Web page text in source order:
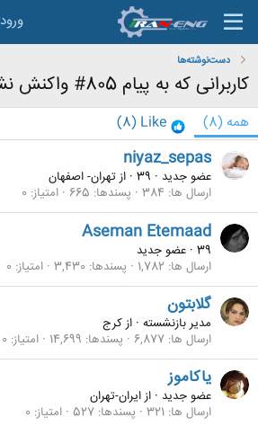
ورود
دست‌نوشته‌ها
کاربرانی که به پیام 805# واکنش نشان داده اند
همه (8)
Like
(8)
niyaz_sepas
عضو جدید ·
· ازتهران- اصفهان
ارسال ها 384 پسندها 665 امتیاز 0
Aseman Etemaad
عضو جدید · 39
ارسال ها 1,782 پسندها 3,430 امتیاز 0
گلابتون
مدیر بازنشسته · ازكرج
ارسال ها 6,877 پسندها 14,699 امتیاز 0
یاکاموز
عضو جدید · ازایران-تهران
ارسال ها 321 پسندها 527 امتیاز 0